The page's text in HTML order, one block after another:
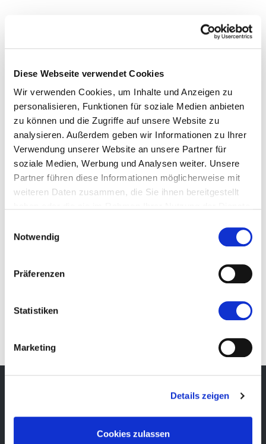
Diese Webseite verwendet Cookies
Wir verwenden Cookies, um Inhalte und Anzeigen zu
personalisieren, Funktionen für soziale Medien anbieten
zu können und die Zugriffe auf unsere Website zu
analysieren. Außerdem geben wir Informationen zu Ihrer
Verwendung unserer Website an unsere Partner für
soziale Medien, Werbung und Analysen weiter. Unsere
Partner führen diese Informationen möglicherweise mit
weiteren Daten zusammen, die Sie ihnen bereitgestellt
Notwendig
Präferenzen
Statistiken
Marketing
Details zeigen
Cookies zulassen
DE
IT
Newsletter
Bleibe über unsere Events immer up-to-date, erhalte